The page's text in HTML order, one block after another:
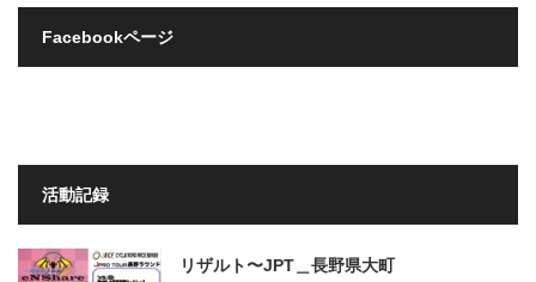
Facebookページ
活動記録
リザルト〜JPT＿長野県大町